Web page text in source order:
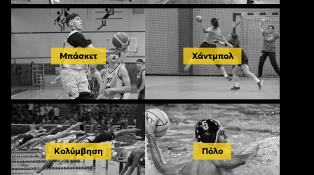
Μπάσκετ Χάντμπολ
Κολύμβηση Πόλο